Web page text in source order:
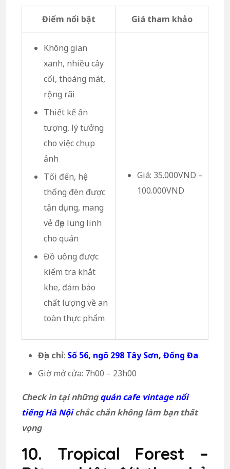
Điểm nổi bật Giá tham khảo
Không gian
xanh, nhiều cây
cối, thoáng mát,
rộng rãi
Thiết kế ấn
tượng, lý tưởng
cho việc chụp
ảnh
Tối đến, hệ
thống đèn được
tận dụng, mang
vẻ đẹp lung linh
cho quán
Đồ uống được
kiểm tra khắt
khe, đảm bảo
chất lượng về an
toàn thực phẩm
Giá: 35.000VND –
100.000VND
Địa chỉ: Số 56, ngõ 298 Tây Sơn, Đống Đa
Giờ mở cửa: 7h00 – 23h00
Check in tại nhữngquán cafe vintage nổi
tiếng Hà Nộichắc chắn không làm bạn thất
vọng
10. Tropical Forest –